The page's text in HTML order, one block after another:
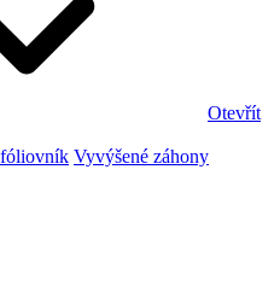
Otevřít
Vyvýšené záhony